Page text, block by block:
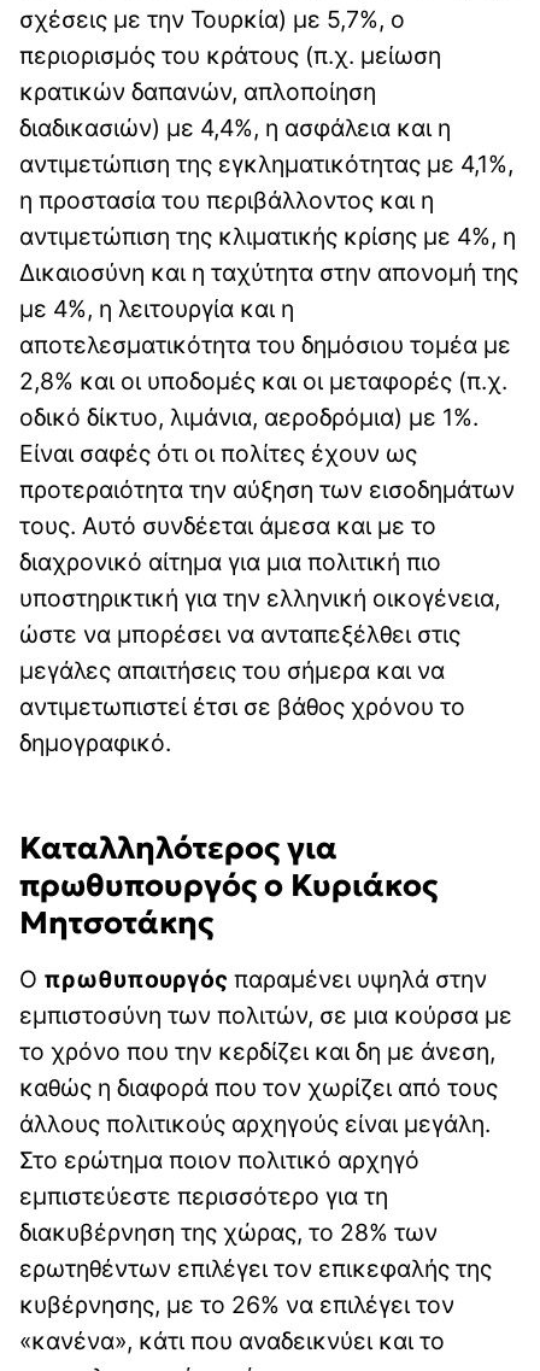
σχέσεις με την Τουρκία) με 5,7%, ο
περιορισμός του κράτους (π.χ. μείωση
κρατικών δαπανών, απλοποίηση
διαδικασιών) με 4,4%, η ασφάλεια και η
αντιμετώπιση της εγκληματικότητας με 4,1%,
η προστασία του περιβάλλοντος και η
αντιμετώπιση της κλιματικής κρίσης με 4%, η
Δικαιοσύνη και η ταχύτητα στην απονομή της
με 4%, η λειτουργία και η
αποτελεσματικότητα του δημόσιου τομέα με
2,8% και οι υποδομές και οι μεταφορές (π.χ.
οδικό δίκτυο, λιμάνια, αεροδρόμια) με 1%.
Είναι σαφές ότι οι πολίτες έχουν ως
προτεραιότητα την αύξηση των εισοδημάτων
τους. Αυτό συνδέεται άμεσα και με το
διαχρονικό αίτημα για μια πολιτική πιο
υποστηρικτική για την ελληνική οικογένεια,
ώστε να μπορέσει να ανταπεξέλθει στις
μεγάλες απαιτήσεις του σήμερα και να
αντιμετωπιστεί έτσι σε βάθος χρόνου το
δημογραφικό.
Καταλληλότερος για
πρωθυπουργός ο Κυριάκος
Μητσοτάκης
Ο πρωθυπουργός παραμένει υψηλά στην
εμπιστοσύνη των πολιτών, σε μια κούρσα με
το χρόνο που την κερδίζει και δη με άνεση,
καθώς η διαφορά που τον χωρίζει από τους
άλλους πολιτικούς αρχηγούς είναι μεγάλη.
Στο ερώτημα ποιον πολιτικό αρχηγό
εμπιστεύεστε περισσότερο για τη
διακυβέρνηση της χώρας, το 28% των
ερωτηθέντων επιλέγει τον επικεφαλής της
κυβέρνησης, με το 26% να επιλέγει τον
«κανένα», κάτι που αναδεικνύει και το